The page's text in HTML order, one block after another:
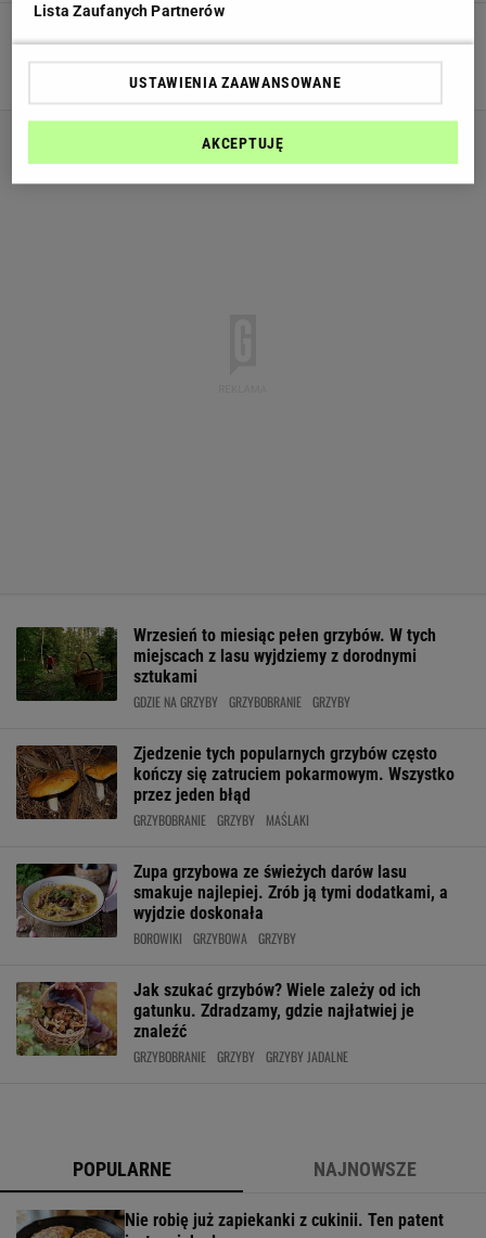
"Widziałam go tylko dwa razy w życiu"
GRZYBY GRZYBY JADALNE MAŚLAKI
Wrzesień to miesiąc pełen grzybów. W tych
miejscach z lasu wyjdziemy z dorodnymi
sztukami
GDZIE NA GRZYBY GRZYBOBRANIE GRZYBY
Zjedzenie tych popularnych grzybów często
kończy się zatruciem pokarmowym. Wszystko
przez jeden błąd
GRZYBOBRANIE GRZYBY MAŚLAKI
Zupa grzybowa ze świeżych darów lasu
smakuje najlepiej. Zrób ją tymi dodatkami, a
wyjdzie doskonała
BOROWIKI GRZYBOWA GRZYBY
Jak szukać grzybów? Wiele zależy od ich
gatunku. Zdradzamy, gdzie najłatwiej je
znaleźć
GRZYBOBRANIE GRZYBY GRZYBY JADALNE
POPULARNE NAJNOWSZE
Nie robię już zapiekanki z cukinii. Ten patent
Lista Zaufanych Partnerów
USTAWIENIA ZAAWANSOWANE
AKCEPTUJĘ